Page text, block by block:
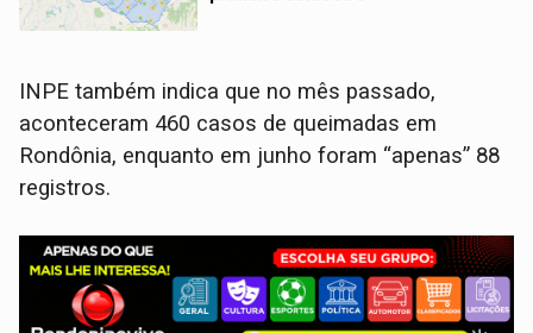
INPE também indica que no mês passado,
aconteceram 460 casos de queimadas em
Rondônia, enquanto em junho foram “apenas” 88
registros.